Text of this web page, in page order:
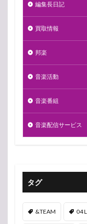
編集長日記
買取情報
邦楽
音楽活動
音楽番組
音楽配信サービス
タグ
&TEAM 04